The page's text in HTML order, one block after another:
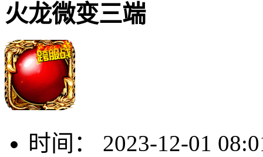
火龙微变三端
时间：
2023-12-01